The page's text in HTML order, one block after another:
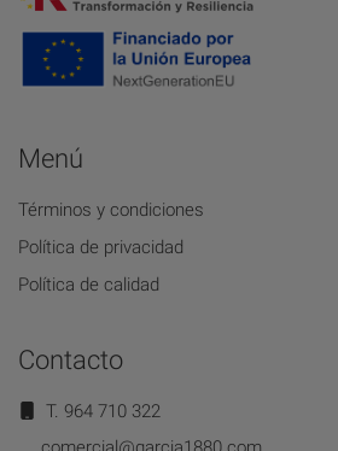
Menú
Términos y condiciones
Política de privacidad
Política de calidad
Contacto
T. 964 710 322